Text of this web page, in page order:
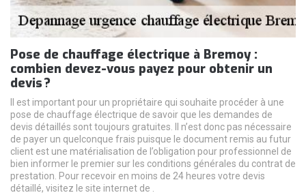
Pose de chauffage électrique à Bremoy :
combien devez-vous payez pour obtenir un
devis ?
Il est important pour un propriétaire qui souhaite procéder à une
pose de chauffage électrique de savoir que les demandes de
devis détaillés sont toujours gratuites. Il n’est donc pas nécessaire
de payer un quelconque frais puisque le document remis au futur
client est une matérialisation de l’obligation pour professionnel de
bien informer le premier sur les conditions générales du contrat de
prestation. Pour recevoir en moins de 24 heures votre devis
détaillé, visitez le site internet de .